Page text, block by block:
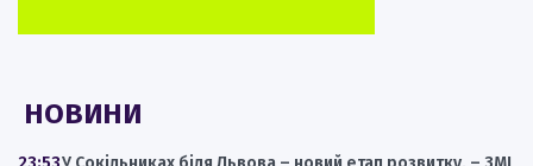
НОВИНИ